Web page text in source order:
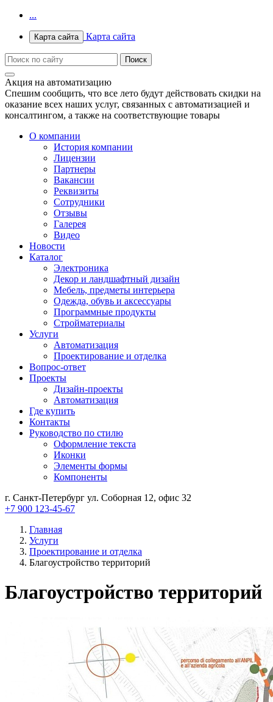
...
Карта сайта Карта сайта
Акция на автоматизацию
Спешим сообщить, что все лето будут действовать скидки на
оказание всех наших услуг, связанных с автоматизацией и
консалтингом, а также на соответствующие товары
О компании
История компании
Лицензии
Партнеры
Вакансии
Реквизиты
Сотрудники
Отзывы
Галерея
Видео
Новости
Каталог
Электроника
Декор и ландшафтный дизайн
Мебель, предметы интерьера
Одежда, обувь и аксессуары
Программные продукты
Стройматериалы
Услуги
Автоматизация
Проектирование и отделка
Вопрос-ответ
Проекты
Дизайн-проекты
Автоматизация
Где купить
Контакты
Руководство по стилю
Оформление текста
Иконки
Элементы формы
Компоненты
г. Санкт-Петербург ул. Соборная 12, офис 32
+7 900 123-45-67
Главная
Услуги
Проектирование и отделка
Благоустройство территорий
Благоустройство территорий